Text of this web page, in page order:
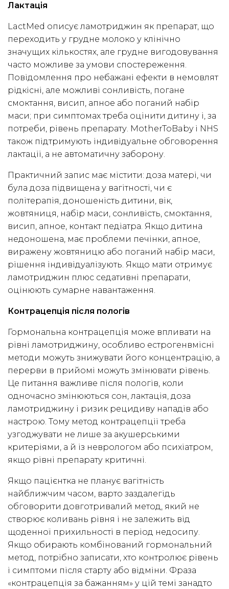
Лактація
LactMed описує ламотриджин як препарат, що
переходить у грудне молоко у клінічно
значущих кількостях, але грудне вигодовування
часто можливе за умови спостереження.
Повідомлення про небажані ефекти в немовлят
рідкісні, але можливі сонливість, погане
смоктання, висип, апное або поганий набір
маси; при симптомах треба оцінити дитину і, за
потреби, рівень препарату. MotherToBaby і NHS
також підтримують індивідуальне обговорення
лактації, а не автоматичну заборону.
Практичний запис має містити: доза матері, чи
була доза підвищена у вагітності, чи є
політерапія, доношеність дитини, вік,
жовтяниця, набір маси, сонливість, смоктання,
висип, апное, контакт педіатра. Якщо дитина
недоношена, має проблеми печінки, апное,
виражену жовтяницю або поганий набір маси,
рішення індивідуалізують. Якщо мати отримує
ламотриджин плюс седативні препарати,
оцінюють сумарне навантаження.
Контрацепція після пологів
Гормональна контрацепція може впливати на
рівні ламотриджину, особливо естрогенвмісні
методи можуть знижувати його концентрацію, а
перерви в прийомі можуть змінювати рівень.
Це питання важливе після пологів, коли
одночасно змінюються сон, лактація, доза
ламотриджину і ризик рецидиву нападів або
настрою. Тому метод контрацепції треба
узгоджувати не лише за акушерськими
критеріями, а й із неврологом або психіатром,
якщо рівні препарату критичні.
Якщо пацієнтка не планує вагітність
найближчим часом, варто заздалегідь
обговорити довготривалий метод, який не
створює коливань рівня і не залежить від
щоденної прихильності в період недосипу.
Якщо обирають комбінований гормональний
метод, потрібно записати, хто контролює рівень
і симптоми після старту або відміни. Фраза
«контрацепція за бажанням» у цій темі занадто